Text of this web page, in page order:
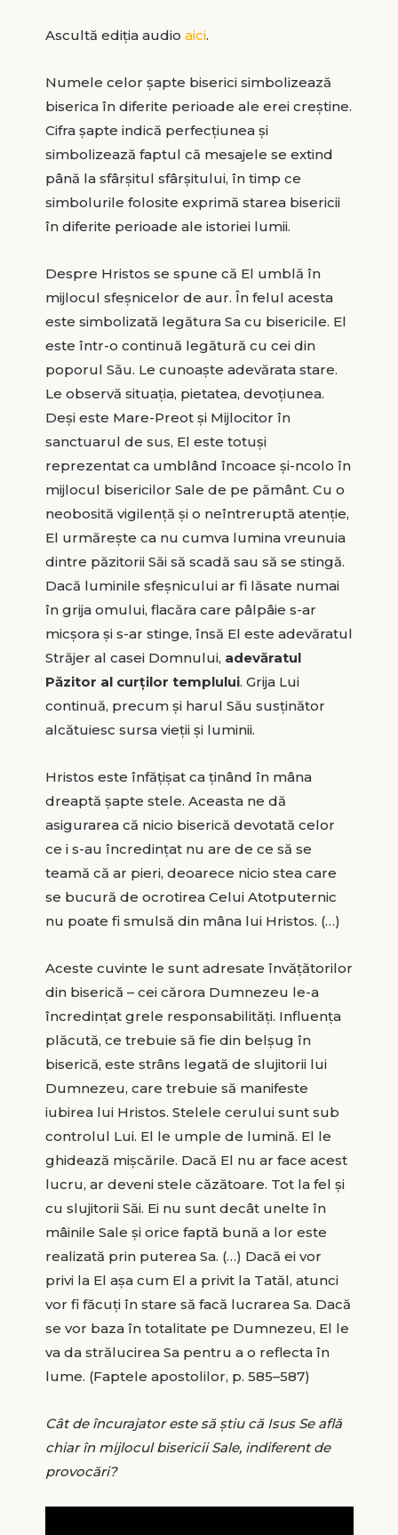
Ascultă ediția audio aici.
Numele celor șapte biserici simbolizează
biserica în diferite perioade ale erei creștine.
Cifra șapte indică perfecțiunea și
simbolizează faptul că mesajele se extind
până la sfârșitul sfârșitului, în timp ce
simbolurile folosite exprimă starea bisericii
în diferite perioade ale istoriei lumii.
Despre Hristos se spune că El umblă în
mijlocul sfeșnicelor de aur. În felul acesta
este simbolizată legătura Sa cu bisericile. El
este într-o continuă legătură cu cei din
poporul Său. Le cunoaște adevărata stare.
Le observă situația, pietatea, devoțiunea.
Deși este Mare-Preot și Mijlocitor în
sanctuarul de sus, El este totuși
reprezentat ca umblând încoace și-ncolo în
mijlocul bisericilor Sale de pe pământ. Cu o
neobosită vigilență și o neîntreruptă atenție,
El urmărește ca nu cumva lumina vreunuia
dintre păzitorii Săi să scadă sau să se stingă.
Dacă luminile sfeșnicului ar fi lăsate numai
în grija omului, flacăra care pâlpâie s-ar
micșora și s-ar stinge, însă El este adevăratul
Străjer al casei Domnului, adevăratul
Păzitor al curților templului. Grija Lui
continuă, precum și harul Său susținător
alcătuiesc sursa vieții și luminii.
Hristos este înfățișat ca ținând în mâna
dreaptă șapte stele. Aceasta ne dă
asigurarea că nicio biserică devotată celor
ce i s-au încredințat nu are de ce să se
teamă că ar pieri, deoarece nicio stea care
se bucură de ocrotirea Celui Atotputernic
nu poate fi smulsă din mâna lui Hristos. (…)
Aceste cuvinte le sunt adresate învățătorilor
din biserică – cei cărora Dumnezeu le-a
încredințat grele responsabilități. Influența
plăcută, ce trebuie să fie din belșug în
biserică, este strâns legată de slujitorii lui
Dumnezeu, care trebuie să manifeste
iubirea lui Hristos. Stelele cerului sunt sub
controlul Lui. El le umple de lumină. El le
ghidează mișcările. Dacă El nu ar face acest
lucru, ar deveni stele căzătoare. Tot la fel și
cu slujitorii Săi. Ei nu sunt decât unelte în
mâinile Sale și orice faptă bună a lor este
realizată prin puterea Sa. (…) Dacă ei vor
privi la El așa cum El a privit la Tatăl, atunci
vor fi făcuți în stare să facă lucrarea Sa. Dacă
se vor baza în totalitate pe Dumnezeu, El le
va da strălucirea Sa pentru a o reflecta în
lume. (Faptele apostolilor, p. 585–587)
Cât de încurajator este să știu că Isus Se află
chiar în mijlocul bisericii Sale, indiferent de
provocări?